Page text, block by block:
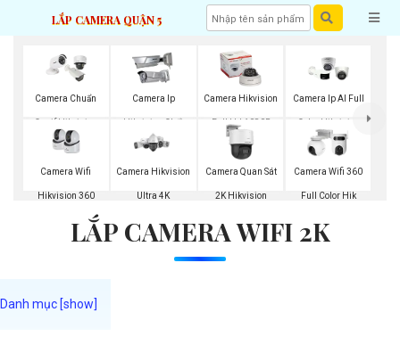
LẮP CAMERA QUẬN 5
Camera Chuẩn
Onvif Hikvision
Camera Ip
Hikvision Chất
Lượng
Camera Hikvision
Full Hd 1080P
Camera Ip AI Full
Color Hikvision
Camera Wifi
Hikvision 360
Camera Hikvision
Ultra 4K
Camera Quan Sát
2K Hikvision
Camera Wifi 360
Full Color Hik
LẮP CAMERA WIFI 2K